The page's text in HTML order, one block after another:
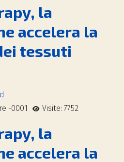
la
accelera la
tessuti
-0001
Visite: 7752
la
accelera la